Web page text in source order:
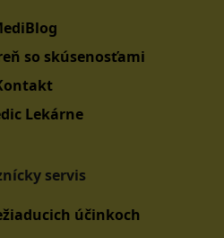
so skúsenosťami
Lekárne
servis
účinkoch